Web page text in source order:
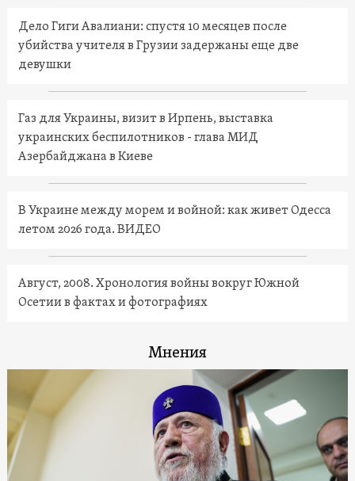
Дело Гиги Авалиани: спустя 10 месяцев после
убийства учителя в Грузии задержаны еще две
девушки
Газ для Украины, визит в Ирпень, выставка
украинских беспилотников - глава МИД
Азербайджана в Киеве
В Украине между морем и войной: как живет Одесса
летом 2026 года. ВИДЕО
Август, 2008. Хронология войны вокруг Южной
Осетии в фактах и фотографиях
Мнения